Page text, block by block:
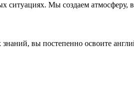
Мы создаем атмосферу,
вы постепенно освоите